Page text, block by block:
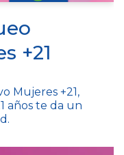
+21
Mujeres +21,
años te da un